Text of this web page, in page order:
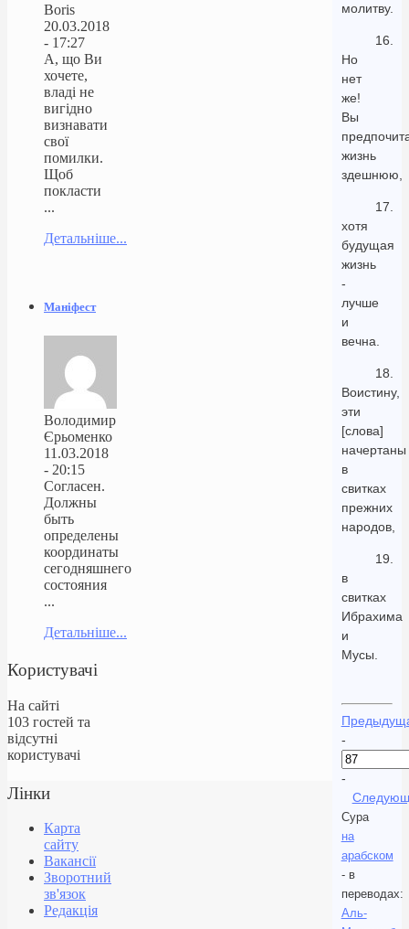
молитву.
16.
Но
нет
же!
Вы
жизнь
здешнюю,
17.
хотя
будущая
жизнь
-
лучше
и
вечна.
18.
Воистину,
эти
[слова]
начертаны
в
свитках
прежних
народов,
19.
в
свитках
Ибрахима
и
Мусы.
-
-
Сура
на
арабском
- в
переводах:
Аль-
Boris
20.03.2018
- 17:27
А, що Ви
хочете,
владі не
вигідно
визнавати
свої
помилки.
Щоб
покласти
...
Детальніше...
Маніфест
Володимир
Єрьоменко
11.03.2018
- 20:15
Согласен.
Должны
быть
определены
координаты
сегодняшнего
состояния
...
Детальніше...
Користувачі
На сайті
103 гостей та
відсутні
користувачі
Лінки
Карта
сайту
Вакансії
Зворотний
зв'язок
Редакція